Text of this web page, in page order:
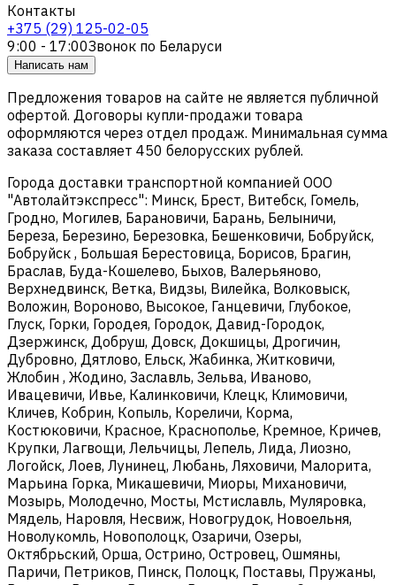
Контакты
+375 (29) 125-02-05
9:00 - 17:00Звонок по Беларуси
Написать нам
Предложения товаров на сайте не является публичной
офертой. Договоры купли-продажи товара
оформляются через отдел продаж. Минимальная сумма
заказа составляет 450 белорусских рублей.
Города доставки транспортной компанией ООО
"Автолайтэкспресс": Минск, Брест, Витебск, Гомель,
Гродно, Могилев, Барановичи, Барань, Белыничи,
Береза, Березино, Березовка, Бешенковичи, Бобруйск,
Бобруйск , Большая Берестовица, Борисов, Брагин,
Браслав, Буда-Кошелево, Быхов, Валерьяново,
Верхнедвинск, Ветка, Видзы, Вилейка, Волковыск,
Воложин, Вороново, Высокое, Ганцевичи, Глубокое,
Глуск, Горки, Городея, Городок, Давид-Городок,
Дзержинск, Добруш, Довск, Докшицы, Дрогичин,
Дубровно, Дятлово, Ельск, Жабинка, Житковичи,
Жлобин , Жодино, Заславль, Зельва, Иваново,
Ивацевичи, Ивье, Калинковичи, Клецк, Климовичи,
Кличев, Кобрин, Копыль, Кореличи, Корма,
Костюковичи, Красное, Краснополье, Кремное, Кричев,
Крупки, Лагвощи, Лельчицы, Лепель, Лида, Лиозно,
Логойск, Лоев, Лунинец, Любань, Ляховичи, Малорита,
Марьина Горка, Микашевичи, Миоры, Михановичи,
Мозырь, Молодечно, Мосты, Мстиславль, Муляровка,
Мядель, Наровля, Несвиж, Новогрудок, Новоельня,
Новолукомль, Новополоцк, Озаричи, Озеры,
Октябрьский, Орша, Острино, Островец, Ошмяны,
Паричи, Петриков, Пинск, Полоцк, Поставы, Пружаны,